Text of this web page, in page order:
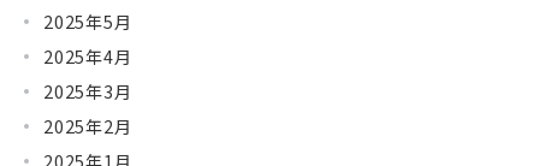
2025年5月
2025年4月
2025年3月
2025年2月
2025年1月